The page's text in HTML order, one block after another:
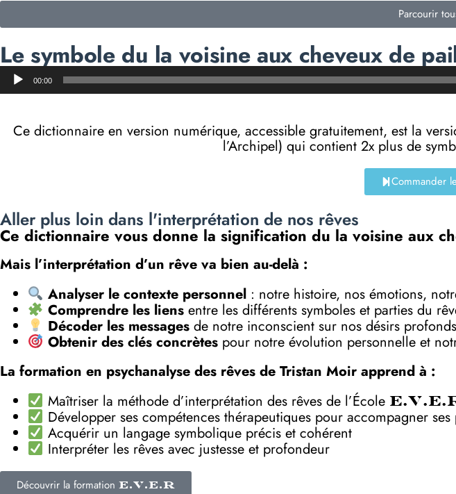
Parcourir
Le symbole du la voisine aux cheveux de
Lecteur
audio00:00
Ce dictionnaire en version numérique, accessible gratuitement, est la
l’Archipel) qui contient 2x plus de
Commander
Aller plus loin dans l'interprétation de nos rêves
Ce dictionnaire vous donne la signification du la voisine aux
Mais l’interprétation d’un rêve va bien au-delà :
Analyser le contexte personnel: notre histoire, nos émotions,
Comprendre les liensentre les différents symboles et parties du
Décoder les messagesde notre inconscient sur nos désirs
Obtenir des clés concrètespour notre évolution personnelle et
La formation en psychanalyse des rêves de Tristan Moir apprend à :
Maîtriser la méthode d’interprétation des rêves de l’École
Développer ses compétences thérapeutiques pour accompagner
Acquérir un langage symbolique précis et cohérent
Interpréter les rêves avec justesse et profondeur
Découvrir la formation E.V.E.R